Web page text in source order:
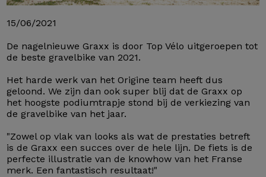
15/06/2021
De nagelnieuwe Graxx is door Top Vélo uitgeroepen tot
de beste gravelbike van 2021.
Het harde werk van het Origine team heeft dus
geloond. We zijn dan ook super blij dat de Graxx op
het hoogste podiumtrapje stond bij de verkiezing van
de gravelbike van het jaar.
"Zowel op vlak van looks als wat de prestaties betreft
is de Graxx een succes over de hele lijn. De fiets is de
perfecte illustratie van de knowhow van het Franse
merk. Een fantastisch resultaat!"